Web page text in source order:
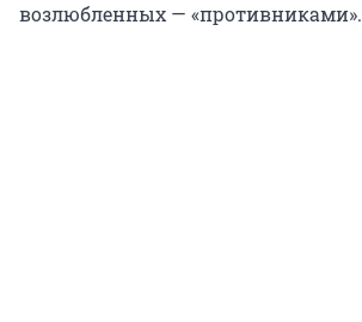
возлюбленных — «противниками».